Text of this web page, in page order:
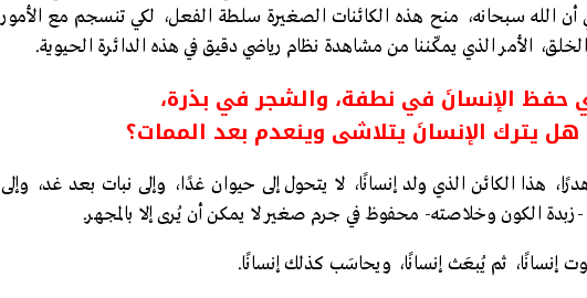
أن الله سبحانه، منح هذه الكائنات الصغيرة سلطة الفعل، لكي تنسجم مع الأمور
الأمر الذي يمكّننا من مشاهدة نظام رياضي دقيق في هذه الدائرة الحيوية.
حفظ الإنسانَ في نطفة، والشجر في بذرة،
يترك الإنسانَ يتلاشى وينعدم بعد الممات؟
هذا الكائن الذي ولد إنسانًا، لا يتحول إلى حيوان غدًا، وإلى نبات بعد غد، وإلى
-زبدة الكون وخلاصته- محفوظ في جرم صغير لا يمكن أن يُرى إلا بالمجهر.
إنسانًا، ثم يُبعَث إنسانًا، ويحاسَب كذلك إنسانًا.